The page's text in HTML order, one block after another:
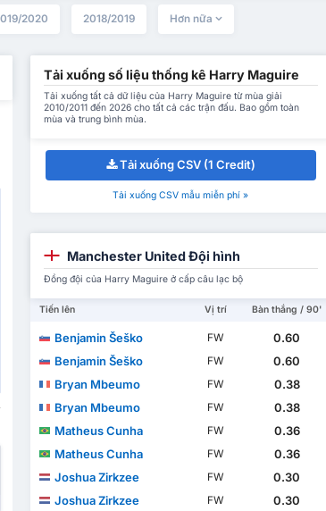
2020 2018/2019 Hơn nữa
Tải xuống số liệu thống kê Harry Maguire
Tải xuống tất cả dữ liệu của Harry Maguire từ mùa giải
2010/2011 đến 2026 cho tất cả các trận đấu. Bao gồm toàn
mùa và trung bình mùa.
Tải xuống CSV (1 Credit)
Tải xuống CSV mẫu miễn phí »
Manchester United Đội hình
Đồng đội của Harry Maguire ở cấp câu lạc bộ
Tiến lên Vị trí Bàn thắng / 90'
Benjamin Šeško FW
0.60
Benjamin Šeško
FW
0.60
Bryan Mbeumo
FW
0.38
Bryan Mbeumo
FW
0.38
Matheus Cunha
FW
0.36
Matheus Cunha
FW
0.36
Joshua Zirkzee
FW
0.30
Joshua Zirkzee
FW
0.30